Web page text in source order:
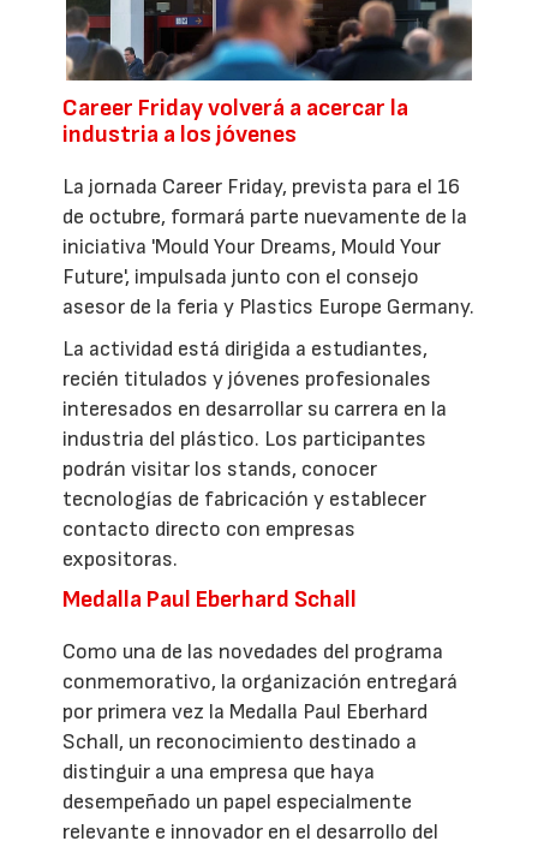
Career Friday volverá a acercar la
industria a los jóvenes
La jornada Career Friday, prevista para el 16
de octubre, formará parte nuevamente de la
iniciativa 'Mould Your Dreams, Mould Your
Future', impulsada junto con el consejo
asesor de la feria y Plastics Europe Germany.
La actividad está dirigida a estudiantes,
recién titulados y jóvenes profesionales
interesados en desarrollar su carrera en la
industria del plástico. Los participantes
podrán visitar los stands, conocer
tecnologías de fabricación y establecer
contacto directo con empresas
expositoras.
Medalla Paul Eberhard Schall
Como una de las novedades del programa
conmemorativo, la organización entregará
por primera vez la Medalla Paul Eberhard
Schall, un reconocimiento destinado a
distinguir a una empresa que haya
desempeñado un papel especialmente
relevante e innovador en el desarrollo del